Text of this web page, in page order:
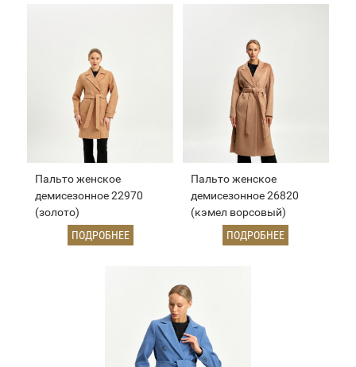
Пальто женское
демисезонное 22970
(золото)
ПОДРОБНЕЕ
Пальто женское
демисезонное 26820
(кэмел ворсовый)
ПОДРОБНЕЕ